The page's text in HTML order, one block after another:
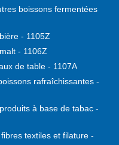
boissons fermentées
- 1105Z
- 1106Z
de table - 1107A
rafraîchissantes -
à base de tabac -
textiles et filature -